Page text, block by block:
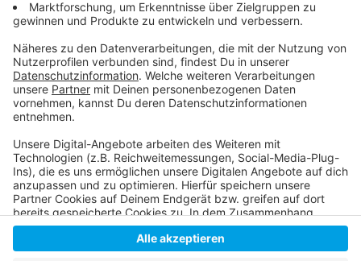
Weitere Infoshier klicken.
Anzeige
Anzeige